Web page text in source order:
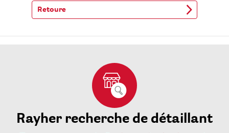
Retoure
Rayher recherche de détaillant